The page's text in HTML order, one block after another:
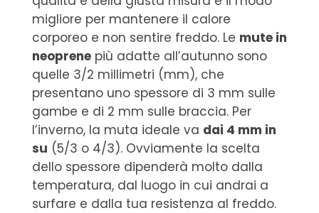
migliore per mantenere il calore
corporeo e non sentire freddo. Le mute in
neoprenepiù adatte all’autunno sono
quelle 3/2 millimetri (mm), che
presentano uno spessore di 3 mm sulle
gambe e di 2 mm sulle braccia. Per
l’inverno, la muta ideale va dai 4 mm in
su (5/3 o 4/3). Ovviamente la scelta
dello spessore dipenderà molto dalla
temperatura, dal luogo in cui andrai a
surfare e dalla tua resistenza al freddo.